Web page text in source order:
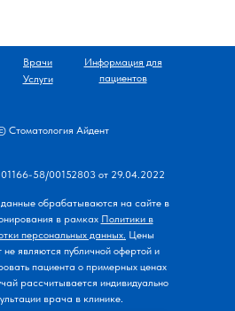
Стоматология Айдент
Услуги
Врачи
Информация для
пациентов
58/00152803 от 29.04.2022
обрабатываются на сайте в
в рамках Политики в
персональных данных. Цены
являются публичной офертой и
пациента о примерных ценах
рассчитывается индивидуально
врача в клинике.